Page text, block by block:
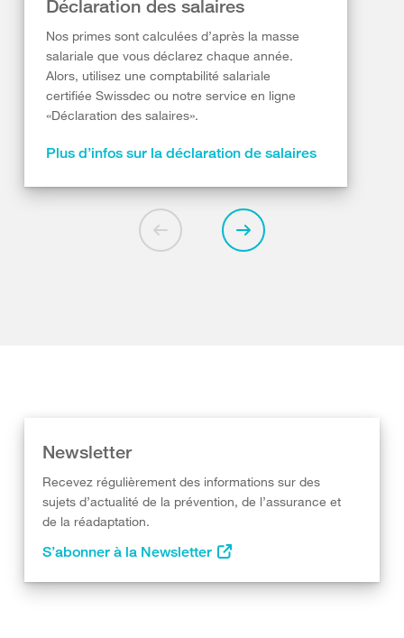
Déclaration des salaires
Nos primes sont calculées d’après la masse
salariale que vous déclarez chaque année.
Alors, utilisez une comptabilité salariale
certifiée Swissdec ou notre service en ligne
«Déclaration des salaires».
Plus d’infos sur la déclaration de salaires
Newsletter
Recevez régulièrement des informations sur des
sujets d’actualité de la prévention, de l’assurance et
de la réadaptation.
S’abonner à la Newsletter